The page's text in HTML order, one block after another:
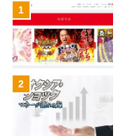
1
2